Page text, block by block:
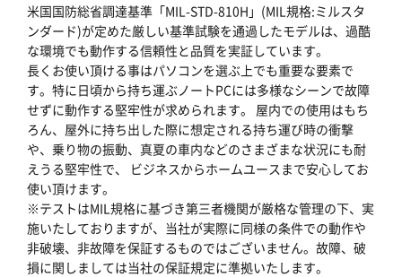
米国国防総省調達基準「MIL-STD-810H」(MIL規格:ミルスタ
ンダード)が定めた厳しい基準試験を通過したモデルは、過酷
な環境でも動作する信頼性と品質を実証しています。
長くお使い頂ける事はパソコンを選ぶ上でも重要な要素で
す。特に日頃から持ち運ぶノートPCには多様なシーンで故障
せずに動作する堅牢性が求められます。 屋内での使用はもち
ろん、屋外に持ち出した際に想定される持ち運び時の衝撃
や、乗り物の振動、真夏の車内などのさまざまな状況にも耐
えうる堅牢性で、 ビジネスからホームユースまで安心してお
使い頂けます。
※テストはMIL規格に基づき第三者機関が厳格な管理の下、実
施いたしておりますが、当社が実際に同様の条件での動作や
非破壊、非故障を保証するものではございません。故障、破
損に関しましては当社の保証規定に準拠いたします。